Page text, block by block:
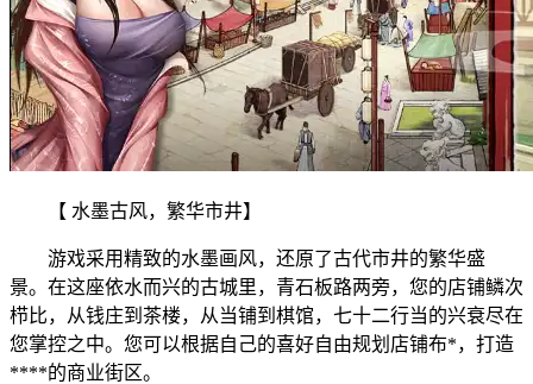
【 水墨古风，繁华市井】
游戏采用精致的水墨画风，还原了古代市井的繁华盛
景。在这座依水而兴的古城里，青石板路两旁，您的店铺鳞次
栉比，从钱庄到茶楼，从当铺到棋馆，七十二行当的兴衰尽在
您掌控之中。您可以根据自己的喜好自由规划店铺布*，打造
****的商业街区。